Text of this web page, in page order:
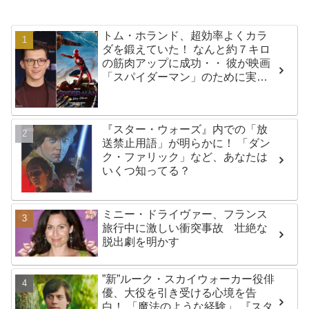
トム・ホランド、超効率よくカラ
ダを鍛えていた！ なんと約７キロ
の筋肉アップに成功・・ 彼が映画
「スパイダーマン」のために実践
『スター・ウォーズ』内での「放
送禁止用語」が明らかに！ 「ダン
ク・ファリック」など、あなたは
いくつ知ってる？
ミニー・ドライヴァー、フランス
旅行中に激しい衝突事故 壮絶な
脱出劇を明かす
”新”ルーク・スカイウォーカー役俳
優、大役を引き受ける心境を告
白！ 「魔法のような経験」 『スタ